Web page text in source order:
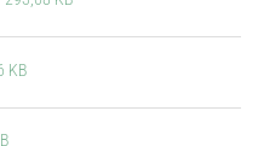
KB